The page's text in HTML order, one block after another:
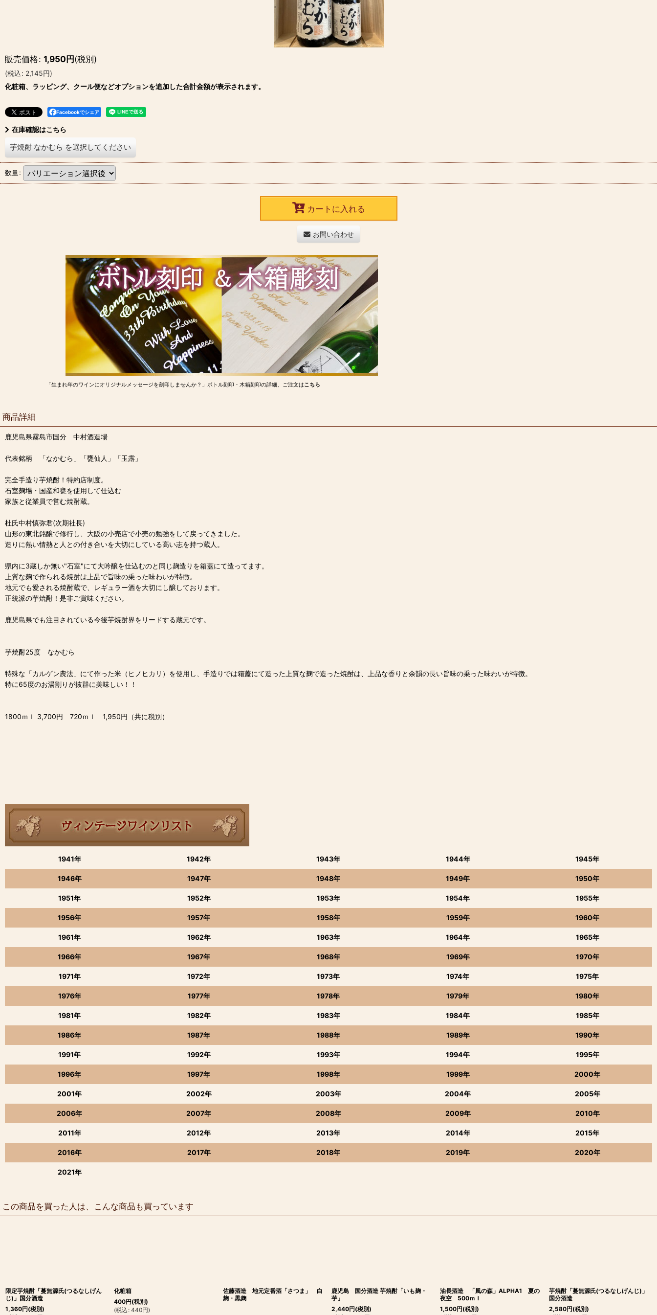
販売価格: 1,950円(税別)
(税込: 2,145円)
化粧箱、ラッピング、クール便などオプションを追加した合計金額が表示されます。
Facebookでシェア
在庫確認はこちら
芋焼酎 なかむら を選択してください
数量:
カートに入れる
お問い合わせ
「生まれ年のワインにオリジナルメッセージを刻印しませんか？」ボトル刻印・木箱刻印の詳細、ご注文はこちら
商品詳細
鹿児島県霧島市国分 中村酒造場
代表銘柄 「なかむら」「甕仙人」「玉露」
完全手造り芋焼酎！特約店制度。
石室麹場・国産和甕を使用して仕込む
家族と従業員で営む焼酎蔵。
杜氏中村慎弥君(次期社長)
山形の東北銘醸で修行し、大阪の小売店で小売の勉強をして戻ってきました。
造りに熱い情熱と人との付き合いを大切にしている高い志を持つ蔵人。
県内に3蔵しか無い"石室"にて大吟醸を仕込むのと同じ麹造りを箱蓋にて造ってます。
上質な麹で作られる焼酎は上品で旨味の乗った味わいが特徴。
地元でも愛される焼酎蔵で、レギュラー酒を大切にし醸しております。
正統派の芋焼酎！是非ご賞味ください。
鹿児島県でも注目されている今後芋焼酎界をリードする蔵元です。
芋焼酎25度 なかむら
特殊な「カルゲン農法」にて作った米（ヒノヒカリ）を使用し、手造りでは箱蓋にて造った上質な麹で造った焼酎は、上品な香りと余韻の長い旨味の乗った味わいが特徴。
特に65度のお湯割りが抜群に美味しい！！
1800ｍｌ 3,700円 720ｍｌ 1,950円（共に税別）
1941年 1942年 1943年 1944年 1945年
1946年 1947年 1948年 1949年 1950年
1951年 1952年 1953年 1954年 1955年
1956年 1957年 1958年 1959年 1960年
1961年 1962年 1963年 1964年 1965年
1966年 1967年 1968年 1969年 1970年
1971年 1972年 1973年 1974年 1975年
1976年 1977年 1978年 1979年 1980年
1981年 1982年 1983年 1984年 1985年
1986年 1987年 1988年 1989年 1990年
1991年 1992年 1993年 1994年 1995年
1996年 1997年 1998年 1999年 2000年
2001年 2002年 2003年 2004年 2005年
2006年 2007年 2008年 2009年 2010年
2011年 2012年 2013年 2014年 2015年
2016年 2017年 2018年 2019年 2020年
2021年
この商品を買った人は、こんな商品も買っています
限定芋焼酎「蔓無源氏(つるなしげん
じ)」国分酒造
1,360円(税別)
化粧箱
400円(税別)
(税込 : 440円)
佐藤酒造 地元定番酒「さつま」 白
麹・黒麹
鹿児島 国分酒造 芋焼酎「いも麹・
芋」
2,440円(税別)
油長酒造 「風の森」ALPHA1 夏の
夜空 500ｍｌ
1,500円(税別)
芋焼酎「蔓無源氏(つるなしげんじ)」
国分酒造
2,580円(税別)